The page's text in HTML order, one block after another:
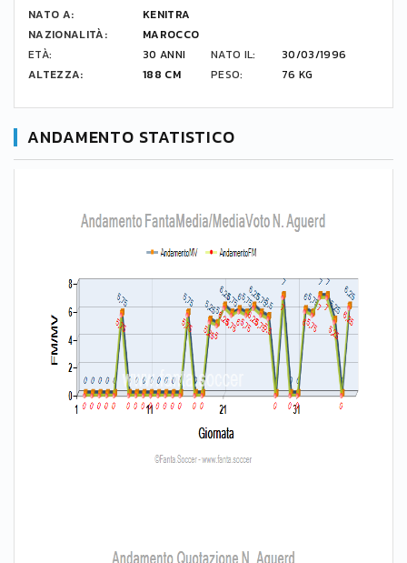
NATO A:
KENITRA
NAZIONALITÀ:
MAROCCO
ETÀ:
30 ANNI NATO IL:
30/03/1996
ALTEZZA:
188 CM PESO: 76 KG
ANDAMENTO STATISTICO